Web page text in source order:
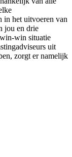
in het uitvoeren van
jou en drie
win situatie
uit
zorgt er namelijk